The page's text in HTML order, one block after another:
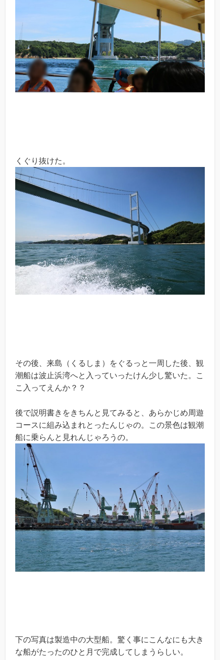
くぐり抜けた。
その後、来島（くるしま）をぐるっと一周した後、観
潮船は波止浜湾へと入っていったけん少し驚いた。こ
こ入ってえんか？？
後で説明書きをきちんと見てみると、あらかじめ周遊
コースに組み込まれとったんじゃの。この景色は観潮
船に乗らんと見れんじゃろうの。
下の写真は製造中の大型船。驚く事にこんなにも大き
な船がたったのひと月で完成してしまうらしい。